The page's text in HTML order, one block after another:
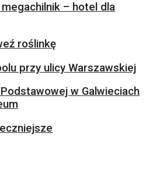
– hotel dla
roślinkę
przy ulicy Warszawskiej
w Galwieciach